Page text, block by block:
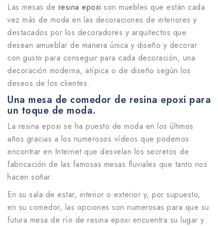
Las mesas de resina epoxi son muebles que están cada
vez más de moda en las decoraciones de interiores y
destacados por los decoradores y arquitectos que
desean amueblar de manera única y diseño y decorar
con gusto para conseguir para cada decoración, una
decoración moderna, atípica o de diseño según los
deseos de los clientes.
Una mesa de comedor de resina epoxi para
un toque de moda.
La resina epoxi se ha puesto de moda en los últimos
años gracias a los numerosos vídeos que podemos
encontrar en Internet que desvelan los secretos de
fabricación de las famosas mesas fluviales que tanto nos
hacen soñar.
En su sala de estar, interior o exterior y, por supuesto,
en su comedor, las opciones son numerosas para que su
futura mesa de río de resina epoxi encuentra su lugar y